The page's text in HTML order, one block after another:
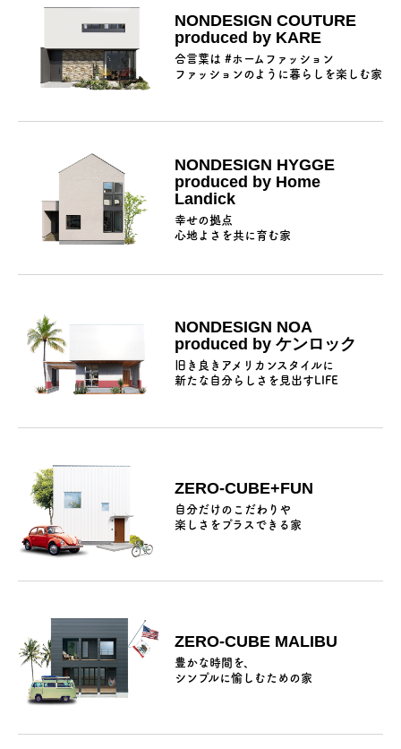
NONDESIGN COUTURE
produced by KARE
合言葉は #ホームファッション
ファッションのように暮らしを楽しむ家
NONDESIGN HYGGE
produced by Home
Landick
幸せの拠点
⼼地よさを共に育む家
NONDESIGN NOA
produced by ケンロック
旧き良きアメリカンスタイルに
新たな自分らしさを見出すLIFE
ZERO-CUBE+FUN
自分だけのこだわりや
楽しさをプラスできる家
ZERO-CUBE MALIBU
豊かな時間を、
シンプルに愉しむための家